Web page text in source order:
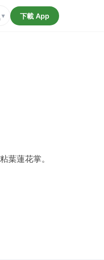
▾ 下載 App
葉蓮花掌。